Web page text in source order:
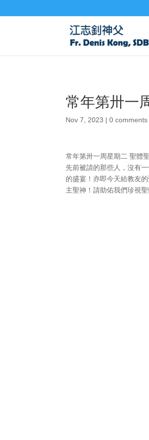
常年第卅一
Nov 7, 2023 |0 comments
常年第卅一周星期二 聖體
先前被請的那些人，沒有
的盛宴！亦即今天給教友
主聖神！請助佑我們珍視